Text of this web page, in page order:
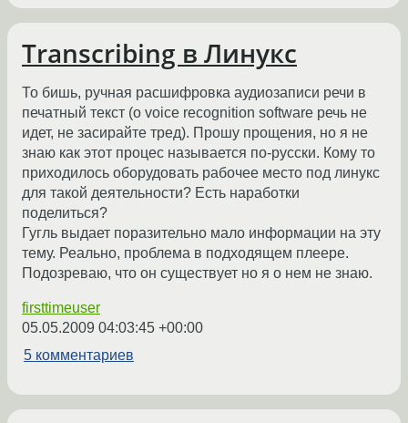
Transcribing в Линукс
То бишь, ручная расшифровка аудиозаписи речи в
печатный текст (о voice recognition software речь не
идет, не засирайте тред). Прошу прощения, но я не
знаю как этот процес называется по-русски. Кому то
приходилось оборудовать рабочее место под линукс
для такой деятельности? Есть наработки
поделиться?
Гугль выдает поразительно мало информации на эту
тему. Реально, проблема в подходящем плеере.
Подозреваю, что он существует но я о нем не знаю.
firsttimeuser
05.05.2009 04:03:45 +00:00
5 комментариев